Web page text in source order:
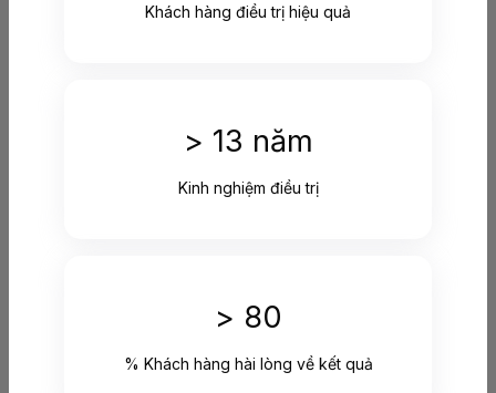
Khách hàng điều trị hiệu quả
> 13 năm
Kinh nghiệm điều trị
> 80
% Khách hàng hài lòng về kết quả